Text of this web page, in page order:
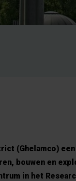
(Ghelamco) een
bouwen en
in het